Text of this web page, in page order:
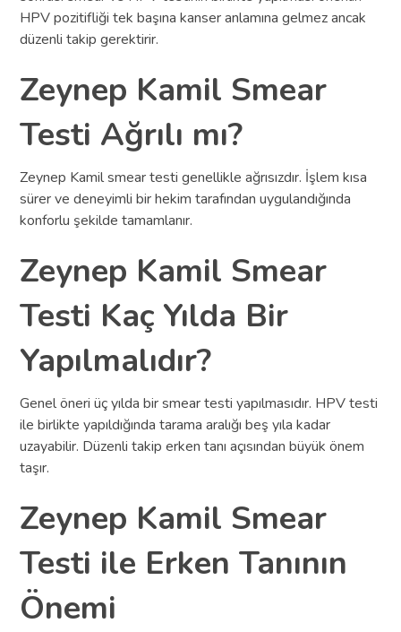
HPV pozitifliği tek başına kanser anlamına gelmez ancak
düzenli takip gerektirir.
Zeynep Kamil Smear
Testi Ağrılı mı?
Zeynep Kamil smear testi genellikle ağrısızdır. İşlem kısa
sürer ve deneyimli bir hekim tarafından uygulandığında
konforlu şekilde tamamlanır.
Zeynep Kamil Smear
Testi Kaç Yılda Bir
Yapılmalıdır?
Genel öneri üç yılda bir smear testi yapılmasıdır. HPV testi
ile birlikte yapıldığında tarama aralığı beş yıla kadar
uzayabilir. Düzenli takip erken tanı açısından büyük önem
taşır.
Zeynep Kamil Smear
Testi ile Erken Tanının
Önemi